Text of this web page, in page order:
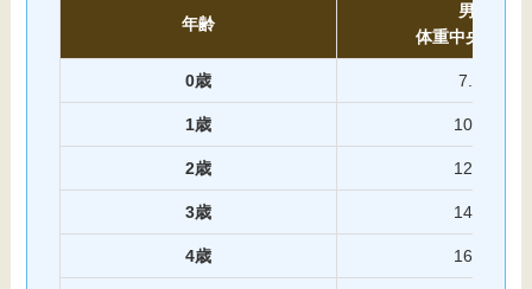
年齢
男子
体重中央値
0歳 7.91
1歳 10.84
2歳 12.94
3歳 14.72
4歳 16.62